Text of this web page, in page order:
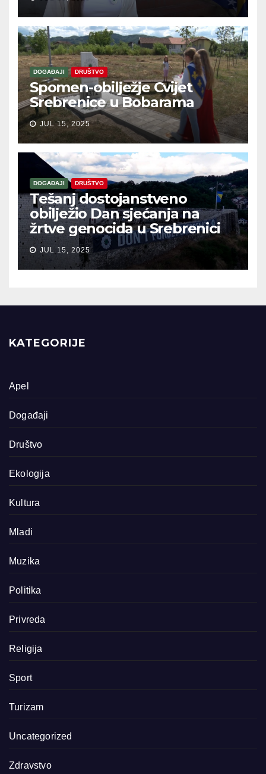
DOGAĐAJI DRUŠTVO
Spomen-obilježje Cvijet
Srebrenice u Bobarama
JUL 15, 2025
DOGAĐAJI DRUŠTVO
Tešanj dostojanstveno
obilježio Dan sjećanja na
žrtve genocida u Srebrenici
JUL 15, 2025
KATEGORIJE
Apel
Događaji
Društvo
Ekologija
Kultura
Mladi
Muzika
Politika
Privreda
Religija
Sport
Turizam
Uncategorized
Zdravstvo